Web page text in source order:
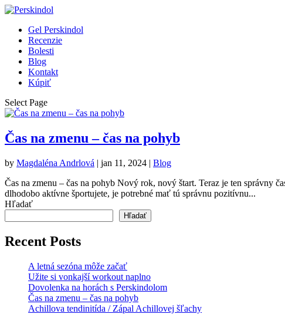
Gel Perskindol
Recenzie
Bolesti
Blog
Kontakt
Kúpiť
Select Page
Čas na zmenu – čas na pohyb
by Magdaléna Andrlová | jan 11, 2024 | Blog
Čas na zmenu – čas na pohyb Nový rok, nový štart. Teraz je ten správny
dlhodobo aktívne športujete, je potrebné mať tú správnu pozitívnu...
Hľadať
Hľadať
Recent Posts
A letná sezóna môže začať
Užite si vonkajší workout naplno
Dovolenka na horách s Perskindolom
Čas na zmenu – čas na pohyb
Achillova tendinitída / Zápal Achillovej šľachy